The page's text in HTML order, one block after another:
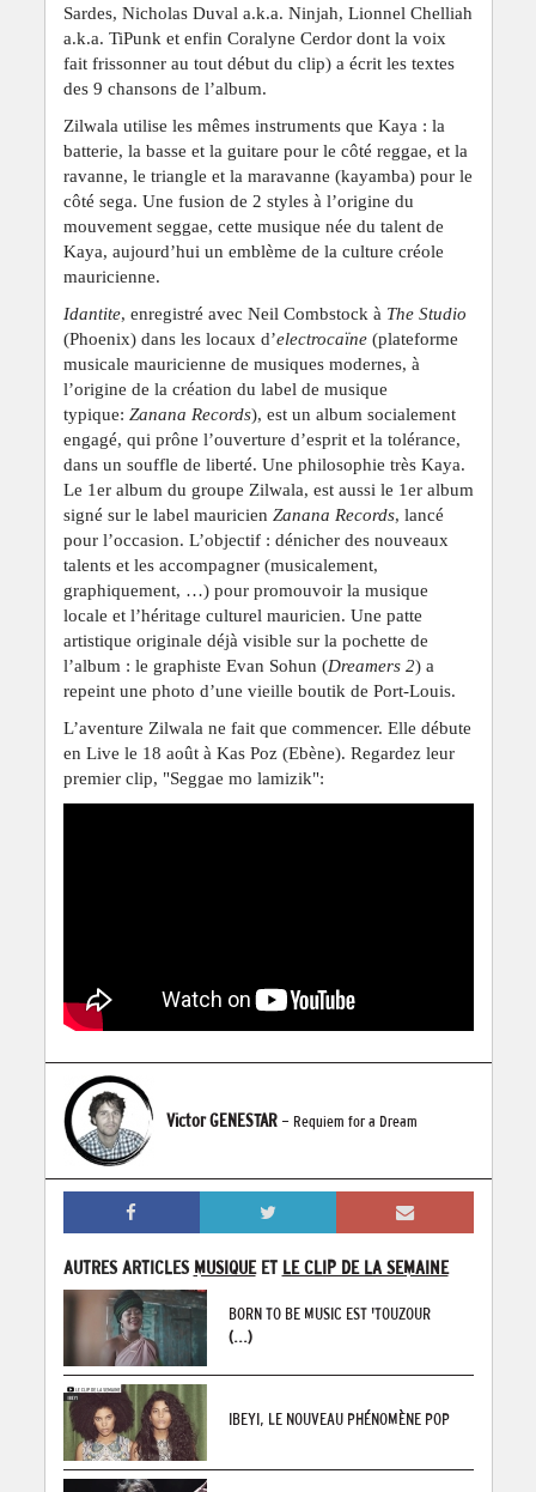
Sardes, Nicholas Duval a.k.a. Ninjah, Lionnel Chelliah
a.k.a. TiPunk et enfin Coralyne Cerdor dont la voix
fait frissonner au tout début du clip) a écrit les textes
des 9 chansons de l’album.
Zilwala utilise les mêmes instruments que Kaya : la
batterie, la basse et la guitare pour le côté reggae, et la
ravanne, le triangle et la maravanne (kayamba) pour le
côté sega. Une fusion de 2 styles à l’origine du
mouvement seggae, cette musique née du talent de
Kaya, aujourd’hui un emblème de la culture créole
mauricienne.
Idantite, enregistré avec Neil Combstock à The Studio
(Phoenix) dans les locaux d’electrocaïne (plateforme
musicale mauricienne de musiques modernes, à
l’origine de la création du label de musique
typique: Zanana Records), est un album socialement
engagé, qui prône l’ouverture d’esprit et la tolérance,
dans un souffle de liberté. Une philosophie très Kaya.
Le 1er album du groupe Zilwala, est aussi le 1er album
signé sur le label mauricien Zanana Records, lancé
pour l’occasion. L’objectif : dénicher des nouveaux
talents et les accompagner (musicalement,
graphiquement, …) pour promouvoir la musique
locale et l’héritage culturel mauricien. Une patte
artistique originale déjà visible sur la pochette de
l’album : le graphiste Evan Sohun (Dreamers 2) a
repeint une photo d’une vieille boutik de Port-Louis.
L’aventure Zilwala ne fait que commencer. Elle débute
en Live le 18 août à Kas Poz (Ebène). Regardez leur
premier clip, "Seggae mo lamizik":
Victor GENESTAR - Requiem for a Dream
AUTRES ARTICLES MUSIQUEET LE CLIP DE LA SEMAINE
BORN TO BE MUSIC EST 'TOUZOUR
(...)
IBEYI, LE NOUVEAU PHÉNOMÈNE POP